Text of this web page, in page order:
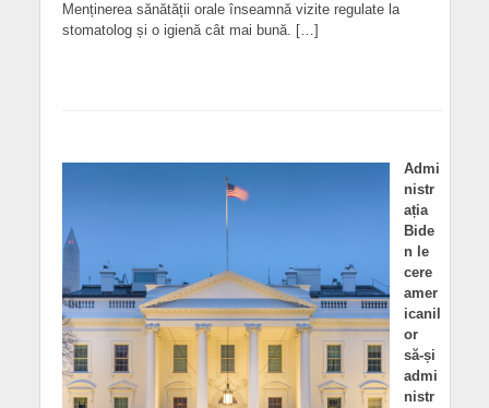
Menținerea sănătății orale înseamnă vizite regulate la
stomatolog și o igienă cât mai bună. […]
Admi
nistr
ația
Bide
n le
cere
amer
icanil
or
să-și
admi
nistr